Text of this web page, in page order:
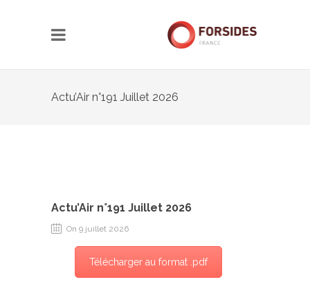
Actu’Air n°191 Juillet 2026
Actu’Air n°191 Juillet 2026
On 9 juillet 2026
Télécharger au format .pdf